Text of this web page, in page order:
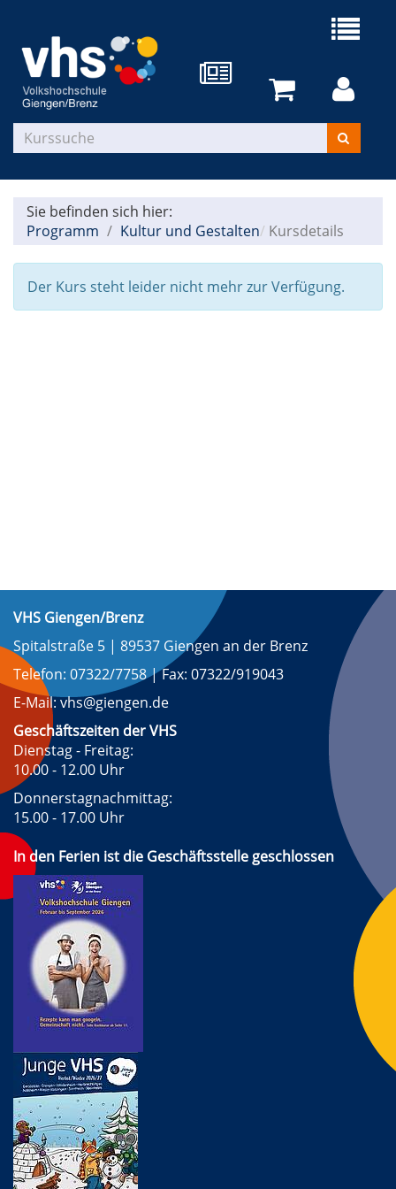
Sie befinden sich hier:
Programm
Kultur und Gestalten Kursdetails
Der Kurs steht leider nicht mehr zur Verfügung.
VHS Giengen/Brenz
Spitalstraße 5 | 89537 Giengen an der Brenz
Telefon: 07322/7758 | Fax: 07322/919043
E-Mail: vhs@giengen.de
Geschäftszeiten der VHS
Dienstag - Freitag:
10.00 - 12.00 Uhr
Donnerstagnachmittag:
15.00 - 17.00 Uhr
In den Ferien ist die Geschäftsstelle geschlossen